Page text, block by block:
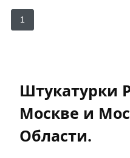
1
Штукатурки
Москве и
Области.